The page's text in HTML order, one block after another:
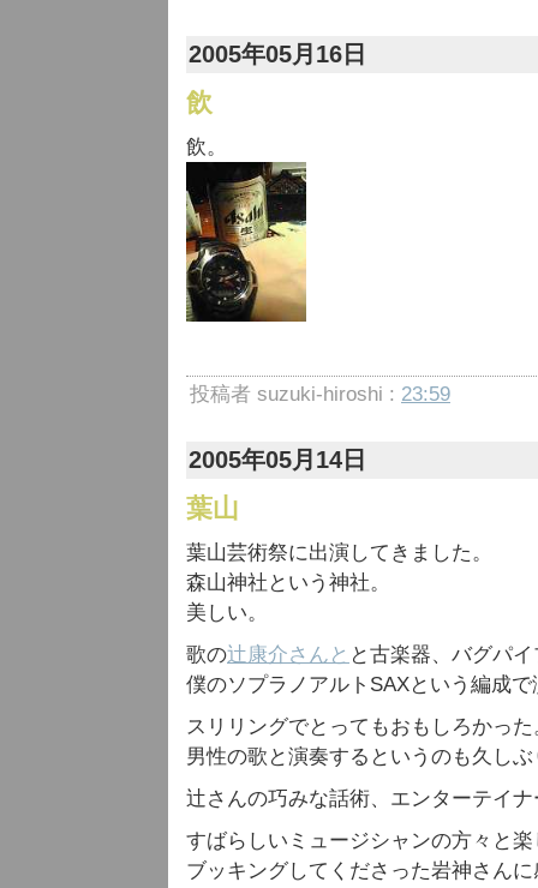
2005年05月16日
飲
飲。
投稿者 suzuki-hiroshi : 23:59
2005年05月14日
葉山
葉山芸術祭に出演してきました。
森山神社という神社。
美しい。
歌の辻康介さんと と古楽器、バグパ
僕のソプラノアルトSAXという編成で
スリリングでとってもおもしろかった
男性の歌と演奏するというのも久し
辻さんの巧みな話術、エンターテイ
すばらしいミュージシャンの方々と
ブッキングしてくださった岩神さん